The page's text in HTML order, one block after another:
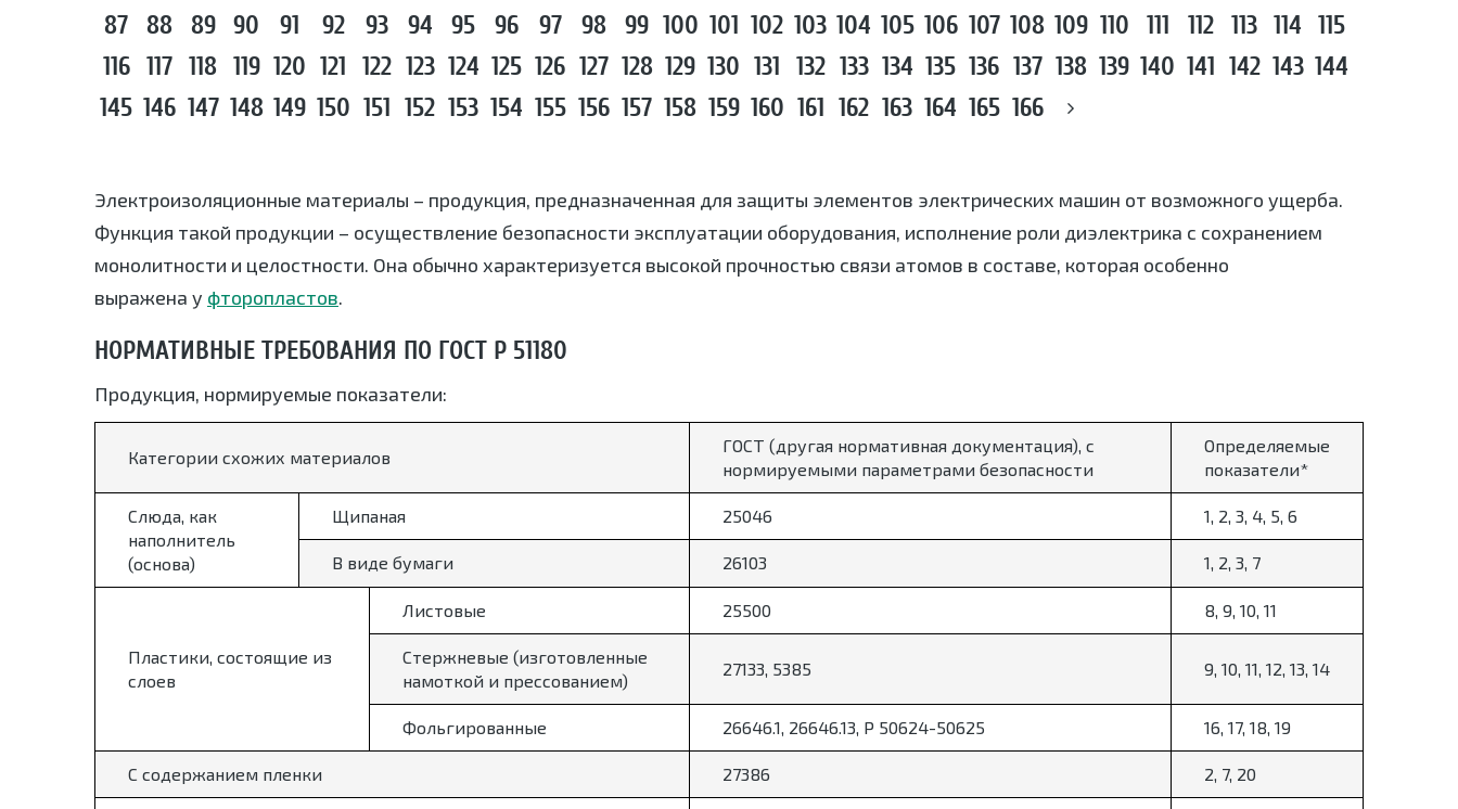
87
88 89 90 91 92 93 94 95 96 97 98 99 100 101 102 103 104 105 106 107 108 109 110 111 112 113 114 115
116 117 118 119 120 121 122 123 124 125 126 127 128 129 130 131 132 133 134 135 136 137 138 139 140 141 142 143 144
145 146 147 148 149 150 151 152 153 154 155 156 157 158 159 160 161 162 163 164 165 166
Электроизоляционные материалы – продукция, предназначенная для защиты элементов электрических машин от возможного ущерба.
Функция такой продукции – осуществление безопасности эксплуатации оборудования, исполнение роли диэлектрика с сохранением
монолитности и целостности. Она обычно характеризуется высокой прочностью связи атомов в составе, которая особенно
выражена у фторопластов.
НОРМАТИВНЫЕ ТРЕБОВАНИЯ ПО ГОСТ Р 51180
Продукция, нормируемые показатели:
Категории схожих материалов
ГОСТ (другая нормативная документация), с
нормируемыми параметрами безопасности
Определяемые
показатели*
Слюда, как
наполнитель
(основа)
Щипаная 25046 1, 2, 3, 4, 5, 6
В виде бумаги 26103 1, 2, 3, 7
Пластики, состоящие из
слоев
Листовые 25500 8, 9, 10, 11
Стержневые (изготовленные
намоткой и прессованием)
27133, 5385 9, 10, 11, 12, 13, 14
Фольгированные 26646.1, 26646.13, Р 50624-50625 16, 17, 18, 19
С содержанием пленки 27386 2, 7, 20